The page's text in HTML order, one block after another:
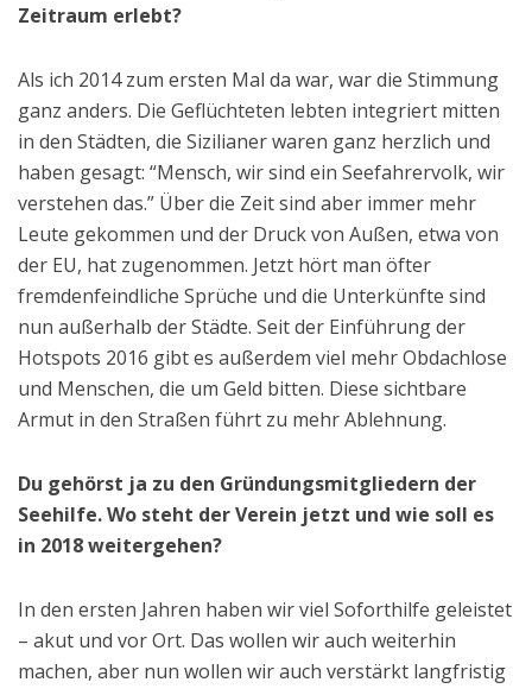
Zeitraum erlebt?
Als ich 2014 zum ersten Mal da war, war die Stimmung
ganz anders. Die Geflüchteten lebten integriert mitten
in den Städten, die Sizilianer waren ganz herzlich und
haben gesagt: “Mensch, wir sind ein Seefahrervolk, wir
verstehen das.” Über die Zeit sind aber immer mehr
Leute gekommen und der Druck von Außen, etwa von
der EU, hat zugenommen. Jetzt hört man öfter
fremdenfeindliche Sprüche und die Unterkünfte sind
nun außerhalb der Städte. Seit der Einführung der
Hotspots 2016 gibt es außerdem viel mehr Obdachlose
und Menschen, die um Geld bitten. Diese sichtbare
Armut in den Straßen führt zu mehr Ablehnung.
Du gehörst ja zu den Gründungsmitgliedern der
Seehilfe. Wo steht der Verein jetzt und wie soll es
in 2018 weitergehen?
In den ersten Jahren haben wir viel Soforthilfe geleistet
– akut und vor Ort. Das wollen wir auch weiterhin
machen, aber nun wollen wir auch verstärkt langfristig